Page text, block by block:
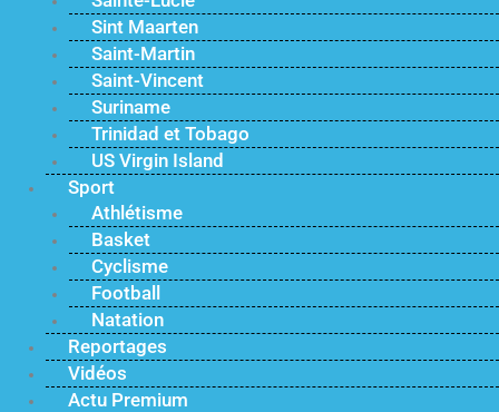
Sint Maarten
Saint-Martin
Saint-Vincent
Suriname
Trinidad et Tobago
US Virgin Island
Sport
Athlétisme
Basket
Cyclisme
Football
Natation
Reportages
Vidéos
Actu Premium